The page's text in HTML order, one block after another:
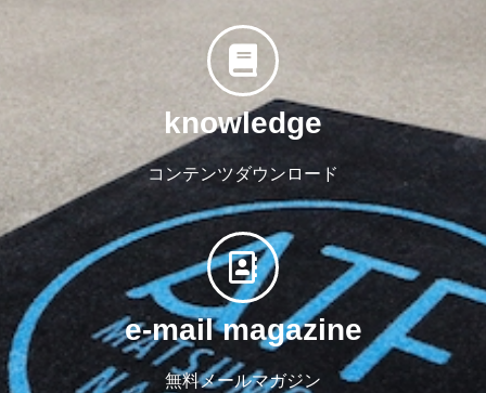
knowledge
コンテンツダウンロード
e-mail magazine
無料メールマガジン